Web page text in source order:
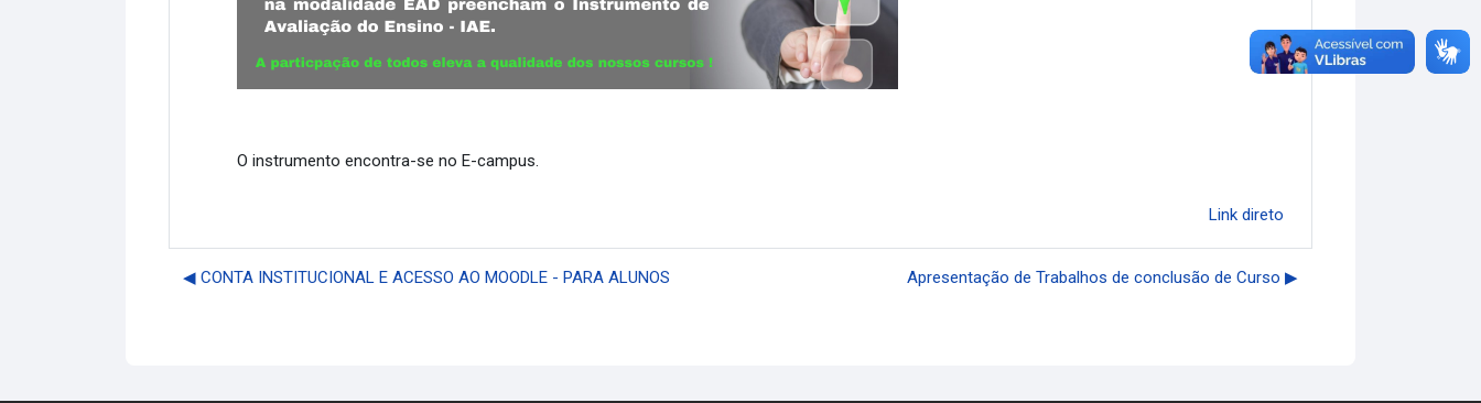
O instrumento encontra-se no E-campus.
Link direto
◀︎ CONTA INSTITUCIONAL E ACESSO AO MOODLE - PARA ALUNOS Apresentação de Trabalhos de conclusão de Curso ▶︎